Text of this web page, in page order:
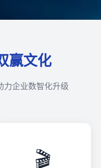
赢文化
力企业数智化升级
🎬